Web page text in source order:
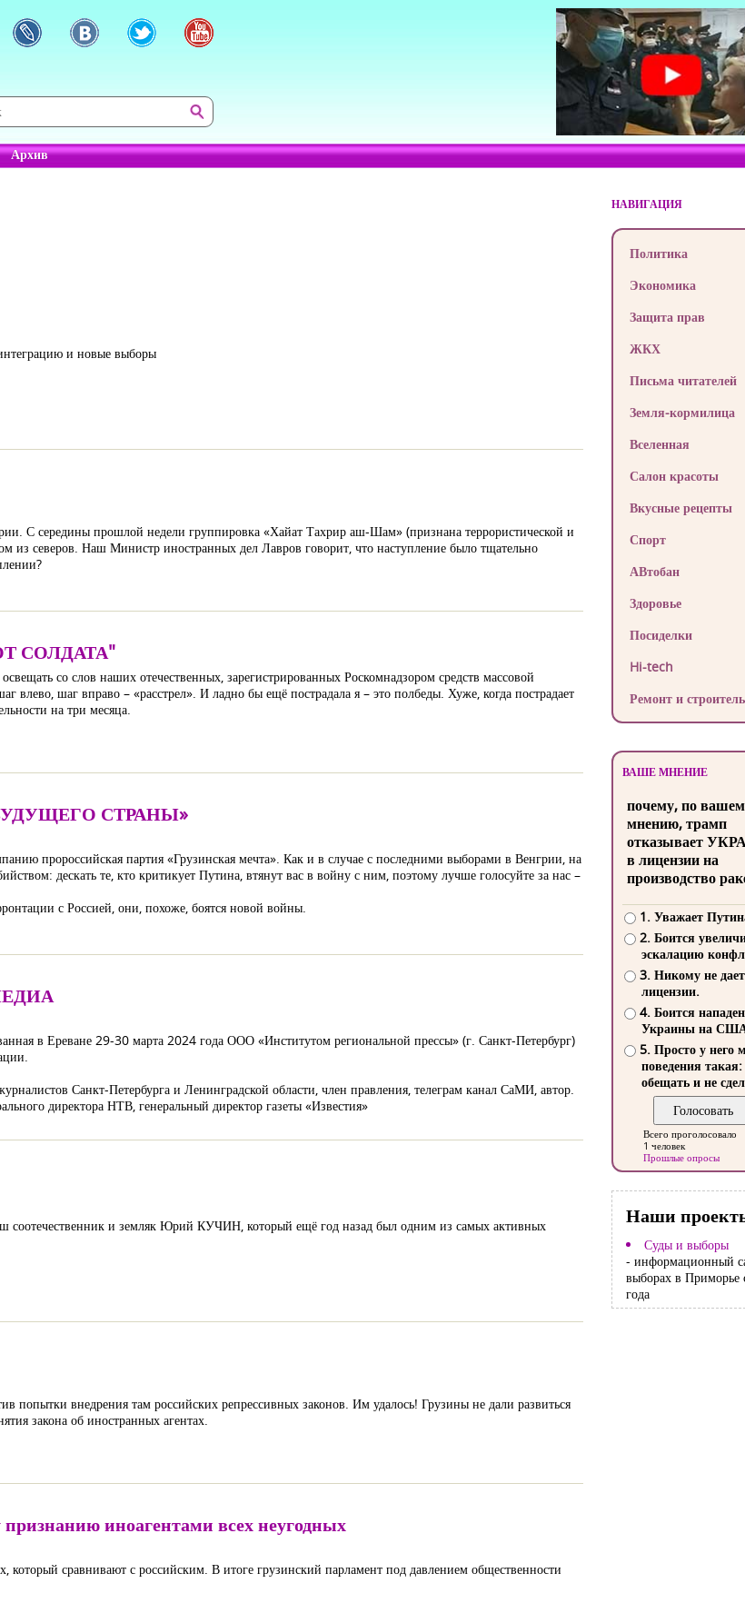
Архив
и новые выборы
С середины прошлой недели группировка «Хайат Тахрир аш-Шам» (признана террористической и
из северов. Наш Министр иностранных дел Лавров говорит, что наступление было тщательно
СОЛДАТА"
со слов наших отечественных, зарегистрированных Роскомнадзором средств массовой
шаг вправо – «расстрел». И ладно бы ещё пострадала я – это полбеды. Хуже, когда пострадает
на три месяца.
СТРАНЫ»
пророссийская партия «Грузинская мечта». Как и в случае с последними выборами в Венгрии, на
дескать те, кто критикует Путина, втянут вас в войну с ним, поэтому лучше голосуйте за нас –
с Россией, они, похоже, боятся новой войны.
в Ереване 29-30 марта 2024 года ООО «Институтом региональной прессы» (г. Санкт-Петербург)
Санкт-Петербурга и Ленинградской области, член правления, телеграм канал СаМИ, автор.
директора НТВ, генеральный директор газеты «Известия»
и земляк Юрий КУЧИН, который ещё год назад был одним из самых активных
попытки внедрения там российских репрессивных законов. Им удалось! Грузины не дали развиться
закона об иностранных агентах.
иноагентами всех неугодных
сравнивают с российским. В итоге грузинский парламент под давлением общественности
НАВИГАЦИЯ
Политика
Экономика
Защита прав
ЖКХ
Письма читателей
Земля-кормилица
Вселенная
Салон красоты
Вкусные рецепты
Спорт
АВтобан
Здоровье
Посиделки
Hi-tech
Ремонт и
ВАШЕ МНЕНИЕ
почему, по
мнению, трамп
отказывает
в лицензии на
производство
1. Уважает
2. Боится
эскалацию
3. Никому не
лицензии.
4. Боится
Украины на
5. Просто у него
поведения такая:
обещать и не
Всего проголосовало
1 человек
Прошлые опросы
Наши
Суды и выборы
- информационный
выборах в Приморье
года